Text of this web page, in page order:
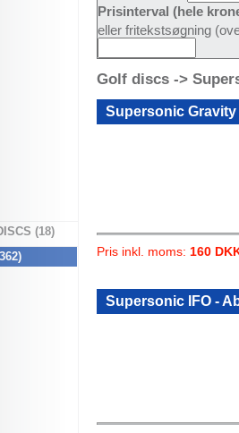
(18)
Prisinterval (hele
eller fritekstsøgning
Golf discs ->
Supersonic Gravity
Pris inkl. moms: 160
Supersonic IFO -